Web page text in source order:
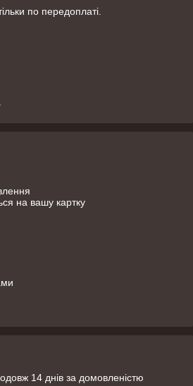
по передоплаті.
на вашу картку
14 днів за домовленістю